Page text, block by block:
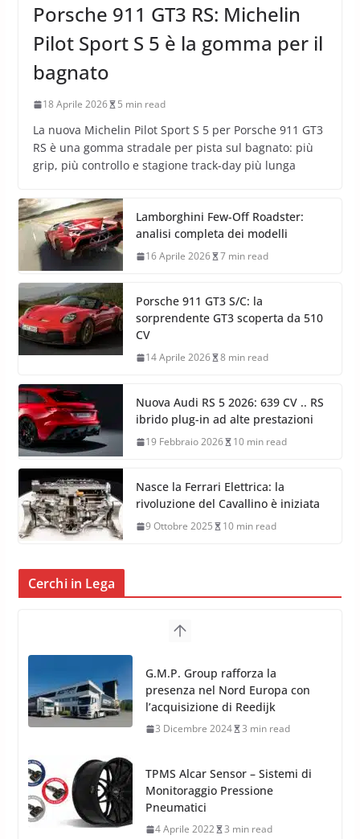
Porsche 911 GT3 RS: Michelin
Pilot Sport S 5 è la gomma per il
bagnato
18 Aprile 2026 5 min read
La nuova Michelin Pilot Sport S 5 per Porsche 911 GT3
RS è una gomma stradale per pista sul bagnato: più
grip, più controllo e stagione track-day più lunga
Lamborghini Few-Off Roadster:
analisi completa dei modelli
16 Aprile 2026 7 min read
Porsche 911 GT3 S/C: la
sorprendente GT3 scoperta da 510
CV
14 Aprile 2026 8 min read
Nuova Audi RS 5 2026: 639 CV .. RS
ibrido plug-in ad alte prestazioni
19 Febbraio 2026 10 min read
Nasce la Ferrari Elettrica: la
rivoluzione del Cavallino è iniziata
9 Ottobre 2025 10 min read
Cerchi in Lega
TPMS Alcar Sensor – Sistemi di
Monitoraggio Pressione
Pneumatici
4 Aprile 2022 3 min read
Cerchi in Lega Mercedes: Novità
MAK 2019 – 2020
16 Settembre 2019